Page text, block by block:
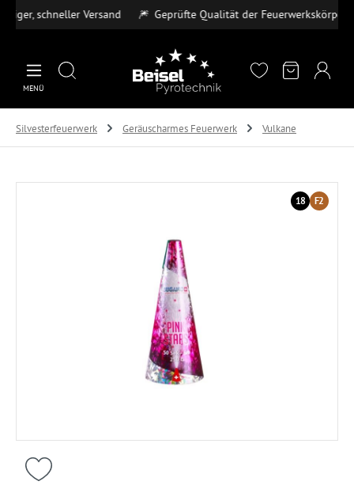
Zum Hauptinhalt springen
schneller Versand 🎆 Geprüfte Qualität der Feuerwerkskörper
MENÜ
Silvesterfeuerwerk Geräuscharmes Feuerwerk Vulkane
18 F2